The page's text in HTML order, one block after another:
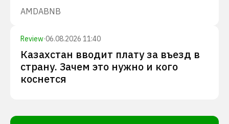
AMDABNB
Review·06.08.2026 11:40
Казахстан вводит плату за въезд в
страну. Зачем это нужно и кого
коснется